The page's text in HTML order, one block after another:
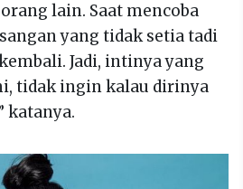
lain. Saat mencoba
yang tidak setia tadi
Jadi, intinya yang
tidak ingin kalau dirinya
katanya.